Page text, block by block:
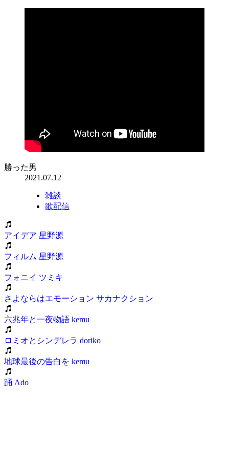
勝った男
2021.07.12
雑談
歌配信
アイデア 星野源
フィルム 星野源
フォニイ ツミキ
さよならはエモーション サカナクション
六兆年と一夜物語 kemu
ロミオとシンデレラ doriko
地球最後の告白を kemu
踊 Ado